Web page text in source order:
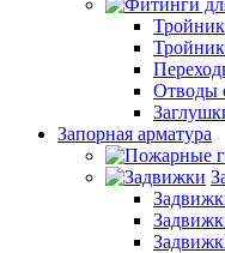
Отводы
Запорная арматура